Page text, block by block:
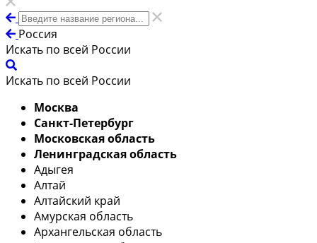
Россия
Искать по всей России
Искать по всей России
Москва
Санкт-Петербург
Московская область
Ленинградская область
Адыгея
Алтай
Алтайский край
Амурская область
Архангельская область